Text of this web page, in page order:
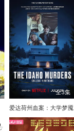
全3集
爱达荷州血案：大学梦魇